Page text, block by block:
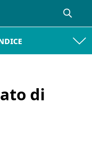
di